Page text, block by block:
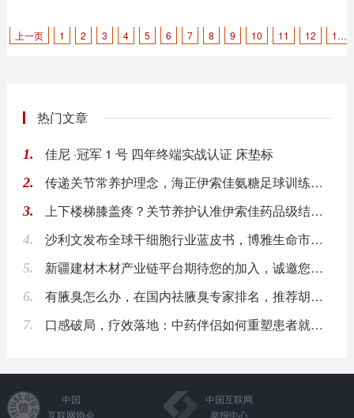
上一页 1 2 3 4 5 6 7 8 9 10 11 12 13
热门文章
1. 佳尼 ·冠军 1 号 四年终端实战认证 床垫标
2. 传递关节常养护理念，海正伊索佳氨糖足球训练赛活
3. 上下楼梯膝盖疼？关节养护认准伊索佳药品级结晶型
4. 沙利文发布全球干细胞行业蓝皮书，博雅生命市占超
5. 新疆建材木材产业链平台期待您的加入，诚邀您入驻
6. 有腋臭怎么办，在国内祛腋臭专家排名，推荐胡以信
7. 口感破局，疗效落地：中药伴侣如何重塑患者就医依
中国
互联网协会
中国互联网
举报中心